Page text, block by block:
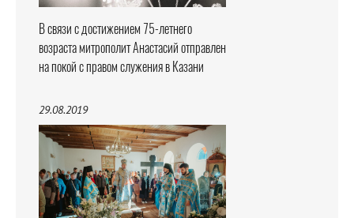
В связи с достижением 75-летнего
возраста митрополит Анастасий отправлен
на покой с правом служения в Казани
29.08.2019